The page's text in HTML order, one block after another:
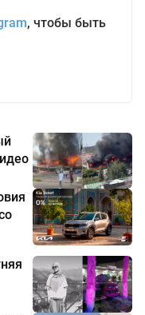
, чтобы быть